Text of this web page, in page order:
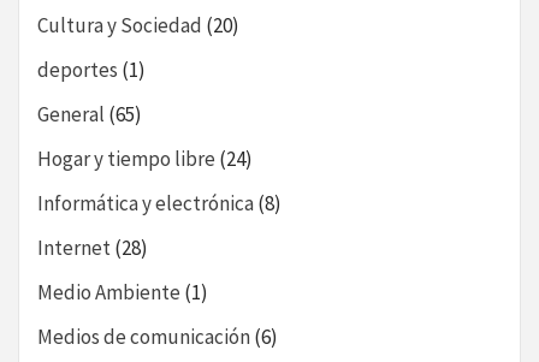
Cultura y Sociedad (20)
deportes (1)
General (65)
Hogar y tiempo libre (24)
Informática y electrónica(8)
Internet(28)
Medio Ambiente (1)
Medios de comunicación(6)